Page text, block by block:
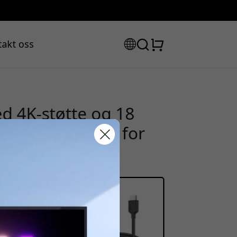
oss
4K-støtte og 18
til hann, 0,5 m for